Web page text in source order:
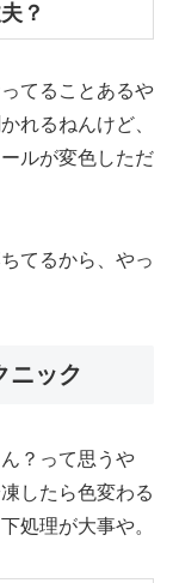
？
てることあるや
れるねんけど、
ルが変色しただ
てるから、やっ
ニック
？って思うや
したら色変わる
処理が大事や。